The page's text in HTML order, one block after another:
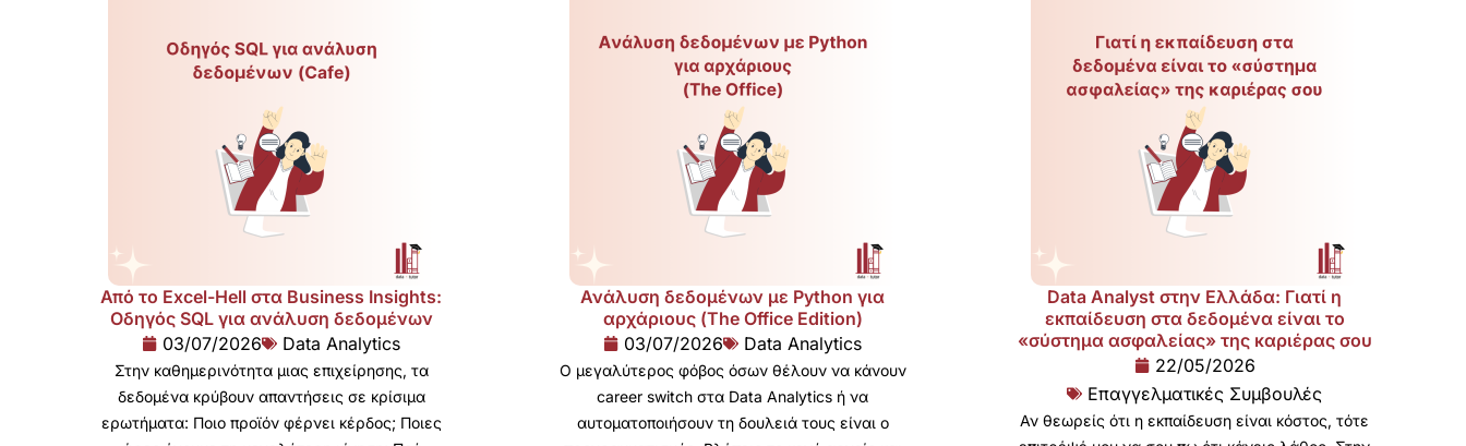
Από το Excel-Hell στα Business Insights:
Οδηγός SQL για ανάλυση δεδομένων
03/07/2026
Data Analytics
Στην καθημερινότητα μιας επιχείρησης, τα
δεδομένα κρύβουν απαντήσεις σε κρίσιμα
ερωτήματα: Ποιο προϊόν φέρνει κέρδος; Ποιες
Ανάλυση δεδομένων με Python για
αρχάριους (The Office Edition)
03/07/2026
Data Analytics
Ο μεγαλύτερος φόβος όσων θέλουν να κάνουν
career switch στα Data Analytics ή να
αυτοματοποιήσουν τη δουλειά τους είναι ο
Data Analyst στην Ελλάδα: Γιατί η
εκπαίδευση στα δεδομένα είναι το
«σύστημα ασφαλείας» της καριέρας σου
22/05/2026
Επαγγελματικές Συμβουλές
Αν θεωρείς ότι η εκπαίδευση είναι κόστος, τότε